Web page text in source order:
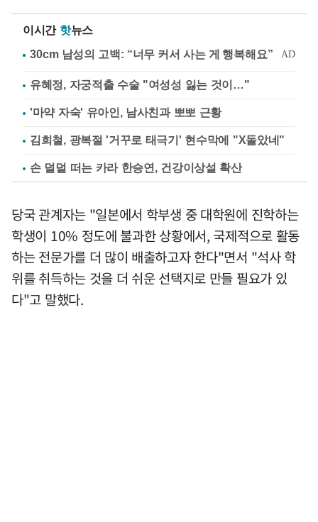
이시간 핫뉴스
유혜정, 자궁적출 수술 "여성성 잃는 것이…"
'마약 자숙' 유아인, 남사친과 뽀뽀 근황
김희철, 광복절 '거꾸로 태극기' 현수막에 "X돌았네"
손 덜덜 떠는 카라 한승연, 건강이상설 확산
당국 관계자는 "일본에서 학부생 중 대학원에 진학하는
학생이 10% 정도에 불과한 상황에서, 국제적으로 활동
하는 전문가를 더 많이 배출하고자 한다"면서 "석사 학
위를 취득하는 것을 더 쉬운 선택지로 만들 필요가 있
다"고 말했다.